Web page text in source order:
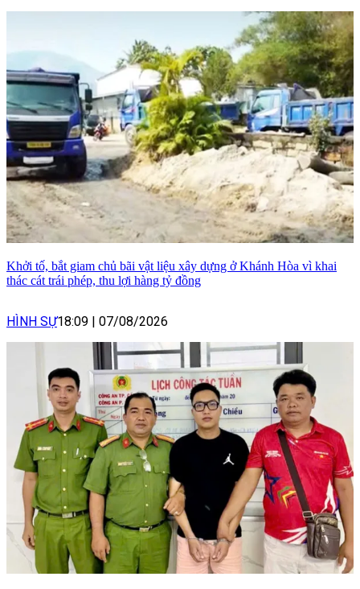
Khởi tố, bắt giam chủ bãi vật liệu xây dựng ở Khánh Hòa vì khai
thác cát trái phép, thu lợi hàng tỷ đồng
HÌNH SỰ18:09 07/08/2026